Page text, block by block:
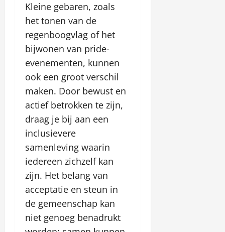
Kleine gebaren, zoals
het tonen van de
regenboogvlag of het
bijwonen van pride-
evenementen, kunnen
ook een groot verschil
maken. Door bewust en
actief betrokken te zijn,
draag je bij aan een
inclusievere
samenleving waarin
iedereen zichzelf kan
zijn. Het belang van
acceptatie en steun in
de gemeenschap kan
niet genoeg benadrukt